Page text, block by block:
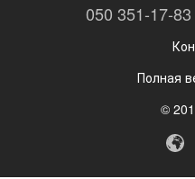
050 351-17-83
Полная
©